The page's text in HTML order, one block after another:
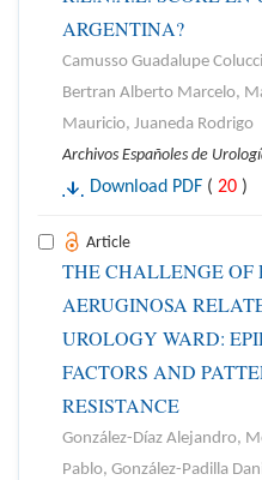
ARGENTINA?
Camusso Guadalupe
Bertran Alberto Marcelo,
Mauricio, Juaneda Rodrigo
Archivos Españoles de
Download PDF ( 20 )
Article
THE CHALLENGE OF
AERUGINOSA
UROLOGY WARD:
FACTORS AND
RESISTANCE
González-Díaz Alejandro,
Pablo, González-Padilla